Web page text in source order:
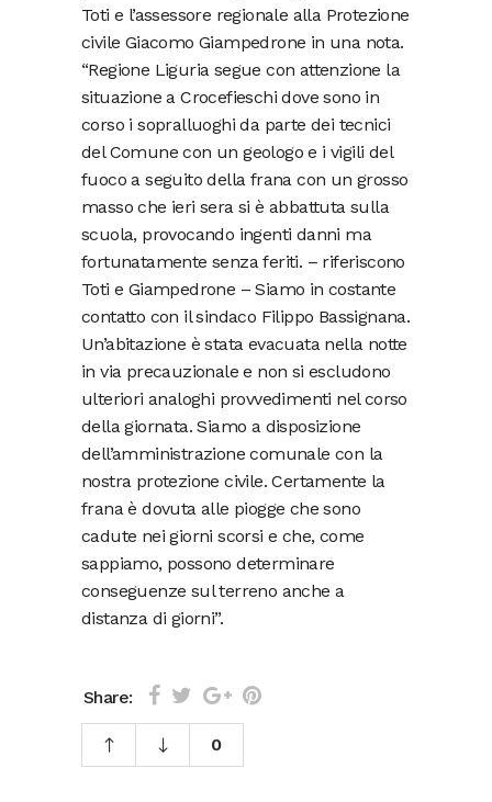
Toti e l’assessore regionale alla Protezione
civile Giacomo Giampedrone in una nota.
“Regione Liguria segue con attenzione la
situazione a Crocefieschi dove sono in
corso i sopralluoghi da parte dei tecnici
del Comune con un geologo e i vigili del
fuoco a seguito della frana con un grosso
masso che ieri sera si è abbattuta sulla
scuola, provocando ingenti danni ma
fortunatamente senza feriti. – riferiscono
Toti e Giampedrone – Siamo in costante
contatto con il sindaco Filippo Bassignana.
Un’abitazione è stata evacuata nella notte
in via precauzionale e non si escludono
ulteriori analoghi provvedimenti nel corso
della giornata. Siamo a disposizione
dell’amministrazione comunale con la
nostra protezione civile. Certamente la
frana è dovuta alle piogge che sono
cadute nei giorni scorsi e che, come
sappiamo, possono determinare
conseguenze sul terreno anche a
distanza di giorni”.
Share:
0